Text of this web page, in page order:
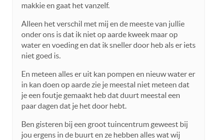
makkie en gaat het vanzelf.
Alleen het verschil met mij en de meeste van jullie
onder ons is dat ik niet op aarde kweek maar op
water en voeding en dat ik sneller door heb als er iets
niet goed is.
En meteen alles er uit kan pompen en nieuw water er
in kan doen op aarde zie je meestal niet meteen dat
je een foutje gemaakt heb dat duurt meestal een
paar dagen dat je het door hebt.
Ben gisteren bij een groot tuincentrum geweest bij
jou ergens in de buurt en ze hebben alles wat wij